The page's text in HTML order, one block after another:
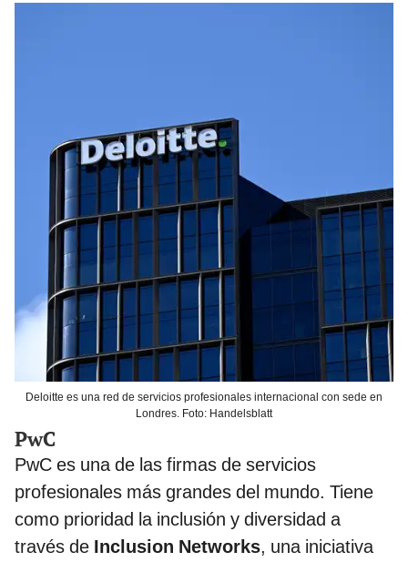
Deloitte es una red de servicios profesionales internacional con sede en
Londres. Foto: Handelsblatt
PwC
PwC es una de las firmas de servicios
profesionales más grandes del mundo. Tiene
como prioridad la inclusión y diversidad a
través de Inclusion Networks, una iniciativa